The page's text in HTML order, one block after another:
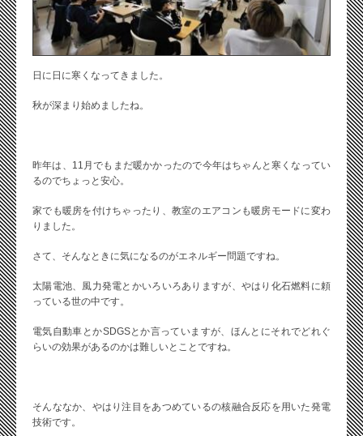
日に日に寒くなってきました。
秋が深まり始めましたね。
昨年は、11月でもまだ暖かかったので今年はちゃんと寒くなってい
るのでちょっと安心。
家でも暖房を付けちゃったり、教室のエアコンも暖房モードに変わ
りました。
さて、そんなときに気になるのがエネルギー問題ですね。
太陽電池、風力発電とかいろいろありますが、やはり化石燃料に頼
っている世の中です。
電気自動車とかSDGSとか言っていますが、ほんとにそれでどれぐ
らいの効果があるのかは難しいとことですね。
そんななか、やはり注目をあつめているの核融合反応を用いた発電
技術です。